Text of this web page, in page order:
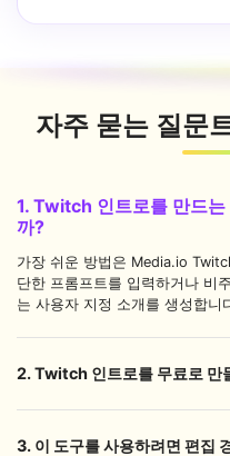
자주 묻는 질문
1. Twitch 인트로를 만드
까?
가장 쉬운 방법은 Media.io
단한 프롬프트를 입력하거나 비
는 사용자 지정 소개를 생성합니
2. Twitch 인트로를 무료로 만
3. 이 도구를 사용하려면 편집